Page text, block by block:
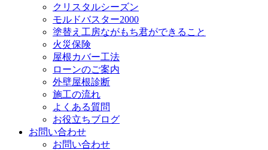
クリスタルシーズン
モルドバスター2000
塗替え工房ながもち君ができること
火災保険
屋根カバー工法
ローンのご案内
外壁屋根診断
施工の流れ
よくある質問
お役立ちブログ
お問い合わせ
お問い合わせ